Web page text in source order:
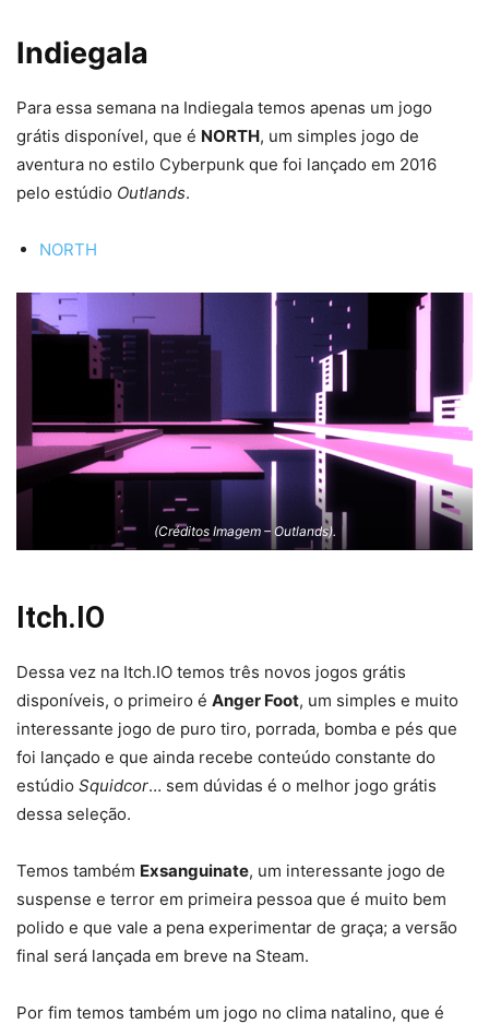
Indiegala
Para essa semana na Indiegala temos apenas um jogo
grátis disponível, que é NORTH, um simples jogo de
aventura no estilo Cyberpunk que foi lançado em 2016
pelo estúdio Outlands.
NORTH
(Créditos Imagem – Outlands).
Itch.IO
Dessa vez na Itch.IO temos três novos jogos grátis
disponíveis, o primeiro é Anger Foot, um simples e muito
interessante jogo de puro tiro, porrada, bomba e pés que
foi lançado e que ainda recebe conteúdo constante do
estúdio Squidcor… sem dúvidas é o melhor jogo grátis
dessa seleção.
Temos também Exsanguinate, um interessante jogo de
suspense e terror em primeira pessoa que é muito bem
polido e que vale a pena experimentar de graça; a versão
final será lançada em breve na Steam.
Por fim temos também um jogo no clima natalino, que é